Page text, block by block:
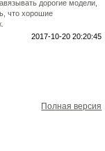
дорогие модели,
что хорошие
2017-10-20 20:20:45
Полная версия